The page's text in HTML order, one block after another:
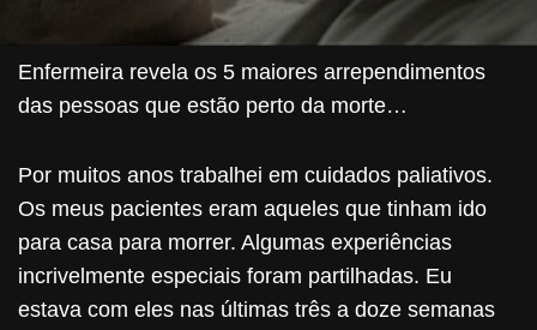
Enfermeira revela os 5 maiores arrependimentos
das pessoas que estão perto da morte…
Por muitos anos trabalhei em cuidados paliativos.
Os meus pacientes eram aqueles que tinham ido
para casa para morrer. Algumas experiências
incrivelmente especiais foram partilhadas. Eu
estava com eles nas últimas três a doze semanas